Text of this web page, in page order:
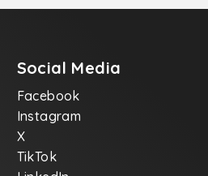
Social Media
Facebook
Instagram
X
TikTok